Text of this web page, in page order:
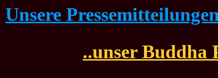
Unsere
..unser Buddha